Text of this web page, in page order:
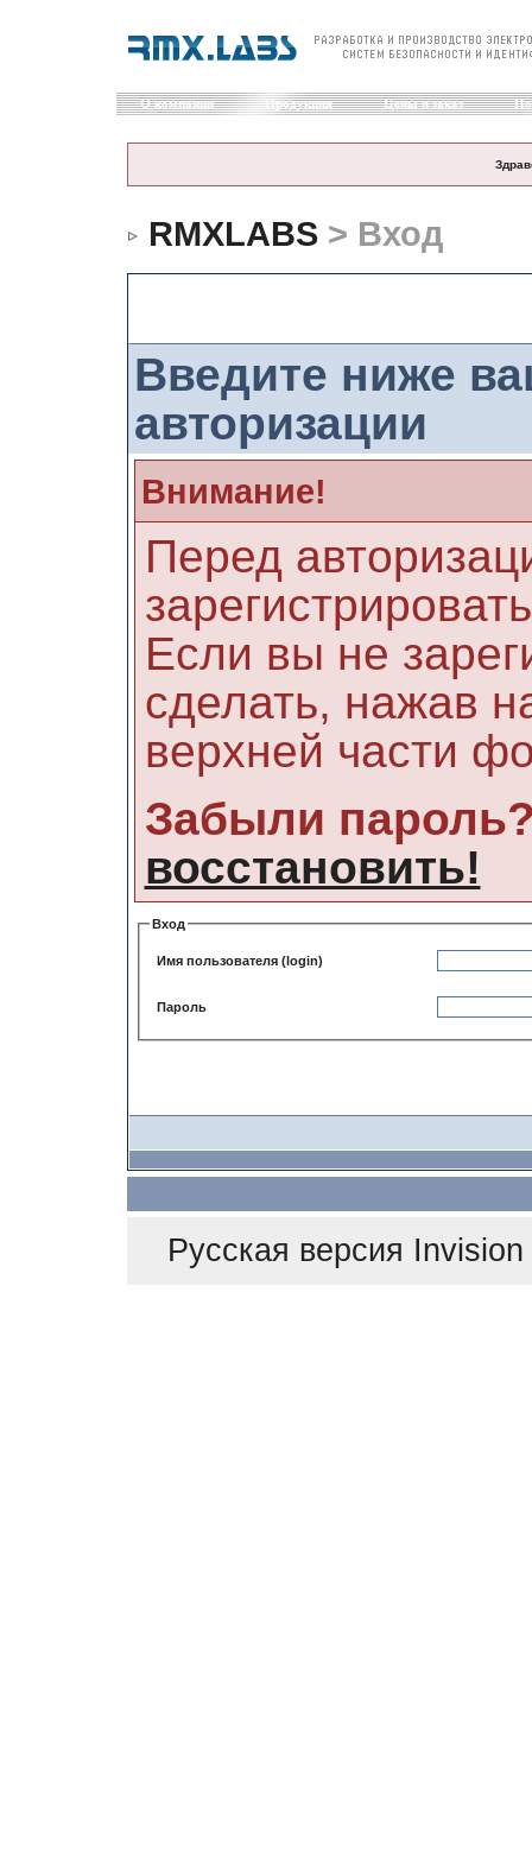
О компании Продукция Цены и заказ
RMXLABS> Вход
Введите ниже
авторизации
Внимание!
Перед
Если вы не
сделать, нажав
верхней части
Забыли
восстановить!
Вход
Имя пользователя (login)
Пароль
Русская версия